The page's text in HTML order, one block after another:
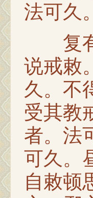
法可久。
复有
说戒敕
久。不
受其教
者。法
可久。
自敕顿